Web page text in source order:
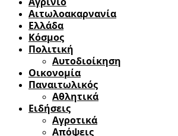
Αιτωλοακαρνανία
Ελλάδα
Κόσμος
Πολιτική
Αυτοδιοίκηση
Οικονομία
Παναιτωλικός
Αθλητικά
Ειδήσεις
Αγροτικά
Απόψεις